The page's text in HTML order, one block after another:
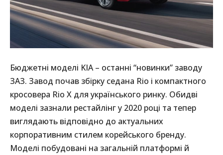
Бюджетні моделі KIA – останні “новинки” заводу
ЗАЗ. Завод почав збірку седана Rio і компактного
кросовера Rio X для українського ринку. Обидві
моделі зазнали рестайлінг у 2020 році та тепер
виглядають відповідно до актуальних
корпоративним стилем корейського бренду.
Моделі побудовані на загальній платформі й